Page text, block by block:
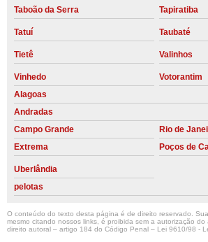
Taboão da Serra Tapiratiba
Tatuí Taubaté
Tietê Valinhos
Vinhedo
Votorantim
Alagoas
Andradas
Campo Grande
Rio de
Extrema
Poços de
Uberlândia
pelotas
O conteúdo do texto desta página é de direito reservado.
mesmo citando nossos links, é proibida sem a autorização do
direito autoral – artigo 184 do Código Penal – Lei 9610/98 -